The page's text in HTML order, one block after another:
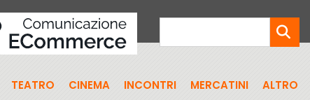
TEATRO CINEMA INCONTRI MERCATINI ALTRO